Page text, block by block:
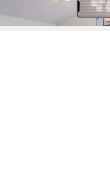
- in 2-3 Werktagen bei dir